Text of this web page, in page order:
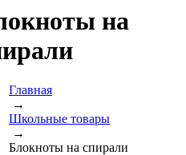
на
Главная
→
Школьные товары
→
Блокноты на спирали